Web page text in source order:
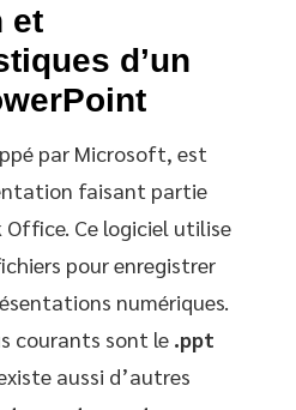
et
d’un
par Microsoft, est
faisant partie
Ce logiciel utilise
pour enregistrer
numériques.
courants sont le .ppt
aussi d’autres